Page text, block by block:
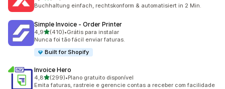
Buchhaltung einfach, rechtskonform & automatisiert in 2 Min.
Simple Invoice ‑ Order Printer
4,9de 5 estrelas
(410)
410 avaliações ao todo
•Grátis para instalar
Nunca foi tão fácil enviar faturas.
Built for Shopify
Invoice Hero
4,8de 5 estrelas
(299)
299 avaliações ao todo
•Plano gratuito disponível
Emita faturas, rastreie e gerencie contas a receber com facilidade